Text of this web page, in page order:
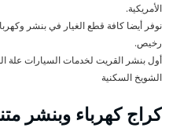
الأمريكية.
نوفر أيضا كافة قطع الغيار في بنشر
رخيص.
أول بنشر القريت لخدمات السيارات علة
الشويخ السكنية
كراج كهرباء وبنشر